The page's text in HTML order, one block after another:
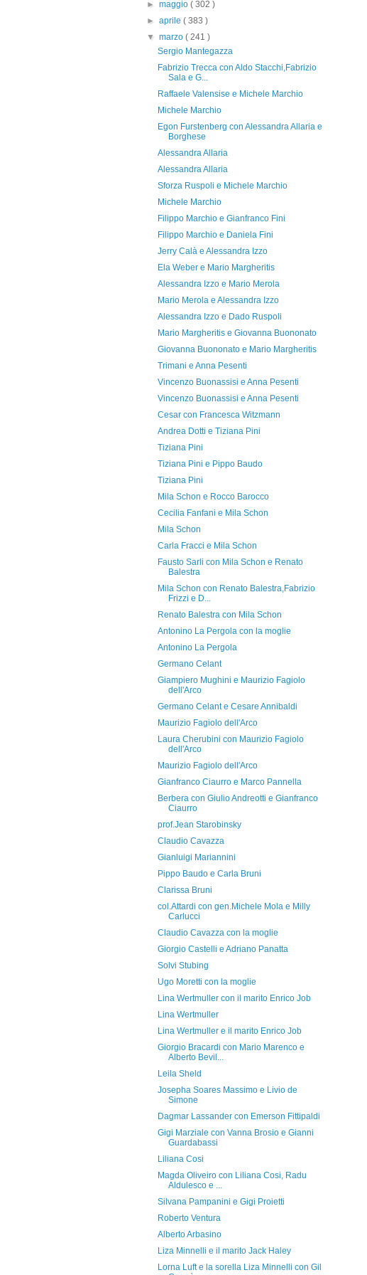
►maggio( 302 )
►aprile( 383 )
▼marzo( 241 )
Sergio Mantegazza
Fabrizio Trecca con Aldo Stacchi,Fabrizio
Sala e G...
Raffaele Valensise e Michele Marchio
Michele Marchio
Egon Furstenberg con Alessandra Allaria e
Borghese
Alessandra Allaria
Alessandra Allaria
Sforza Ruspoli e Michele Marchio
Michele Marchio
Filippo Marchio e Gianfranco Fini
Filippo Marchio e Daniela Fini
Jerry Calà e Alessandra Izzo
Ela Weber e Mario Margheritis
Alessandra Izzo e Mario Merola
Mario Merola e Alessandra Izzo
Alessandra Izzo e Dado Ruspoli
Mario Margheritis e Giovanna Buononato
Giovanna Buononato e Mario Margheritis
Trimani e Anna Pesenti
Vincenzo Buonassisi e Anna Pesenti
Vincenzo Buonassisi e Anna Pesenti
Cesar con Francesca Witzmann
Andrea Dotti e Tiziana Pini
Tiziana Pini
Tiziana Pini e Pippo Baudo
Tiziana Pini
Mila Schon e Rocco Barocco
Cecilia Fanfani e Mila Schon
Mila Schon
Carla Fracci e Mila Schon
Fausto Sarli con Mila Schon e Renato
Balestra
Mila Schon con Renato Balestra,Fabrizio
Frizzi e D...
Renato Balestra con Mila Schon
Antonino La Pergola con la moglie
Antonino La Pergola
Germano Celant
Giampiero Mughini e Maurizio Fagiolo
dell'Arco
Germano Celant e Cesare Annibaldi
Maurizio Fagiolo dell'Arco
Laura Cherubini con Maurizio Fagiolo
dell'Arco
Maurizio Fagiolo dell'Arco
Gianfranco Ciaurro e Marco Pannella
Berbera con Giulio Andreotti e Gianfranco
Ciaurro
prof.Jean Starobinsky
Claudio Cavazza
Gianluigi Mariannini
Pippo Baudo e Carla Bruni
Clarissa Bruni
col.Attardi con gen.Michele Mola e Milly
Carlucci
Claudio Cavazza con la moglie
Giorgio Castelli e Adriano Panatta
Solvi Stubing
Ugo Moretti con la moglie
Lina Wertmuller con il marito Enrico Job
Lina Wertmuller
Lina Wertmuller e il marito Enrico Job
Giorgio Bracardi con Mario Marenco e
Alberto Bevil...
Leila Sheld
Josepha Soares Massimo e Livio de
Simone
Dagmar Lassander con Emerson Fittipaldi
Gigi Marziale con Vanna Brosio e Gianni
Guardabassi
Liliana Cosi
Magda Oliveiro con Liliana Cosi, Radu
Aldulesco e ...
Silvana Pampanini e Gigi Proietti
Roberto Ventura
Alberto Arbasino
Liza Minnelli e il marito Jack Haley
Lorna Luft e la sorella Liza Minnelli con Gil